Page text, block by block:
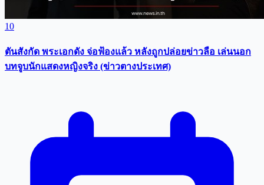
10
ตันสังกัด พระเอกดัง จ่อฟ้องแล้ว หลังถูกปล่อยข่าวลือ เล่นนอก
บทจูบนักแสดงหญิงจริง (ข่าวตางประเทศ)